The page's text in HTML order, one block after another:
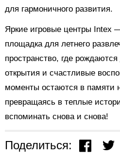
для гармоничного развития.
Яркие игровые центры Intex
площадка для летнего
пространство, где
открытия и счастливые
моменты остаются в памяти
превращаясь в теплые
вспоминать снова и снова!
Поделиться: